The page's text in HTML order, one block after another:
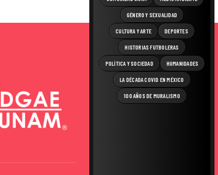
GÉNERO Y SEXUALIDAD
CULTURA Y ARTE DEPORTES
HISTORIAS FUTBOLERAS
POLÍTICA Y SOCIEDAD HUMANIDADES
LA DÉCADA COVID EN MÉXICO
100 AÑOS DE MURALISMO